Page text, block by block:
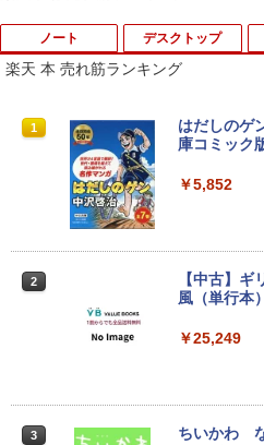
ノート
1
【ノート
保証】通常
用不可※レ
11 A4サイ
￥7,980
デスクトップ
1
ポイント10
プ
Celeron
47 (Late
￥24,200
1
アースドリ
21.5型〜27
NEC等) テ
21.5インチ
EN
楽天 本 売れ筋ランキング
1
はだしのゲ
庫コミック
￥5,852
2
【中古】
風（単行本）
￥25,249
3
ちいかわ